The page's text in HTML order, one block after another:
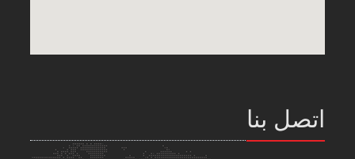
اتصل بنا